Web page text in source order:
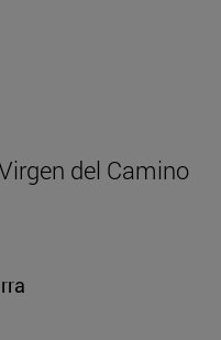
del Camino